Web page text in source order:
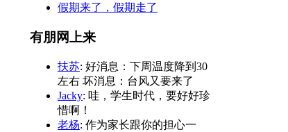
假期来了，假期走了
有朋网上来
扶苏: 好消息：下周温度降到30
左右 坏消息：台风又要来了
Jacky: 哇，学生时代，要好好珍
惜啊！
老杨: 作为家长跟你的担心一